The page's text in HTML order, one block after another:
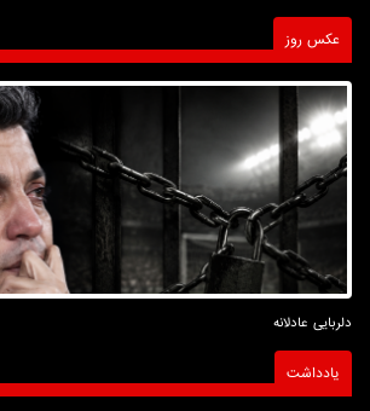
عکس روز
دلربایی عادلانه
یادداشت